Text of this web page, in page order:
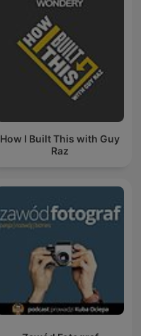
How I Built This with Guy
Raz